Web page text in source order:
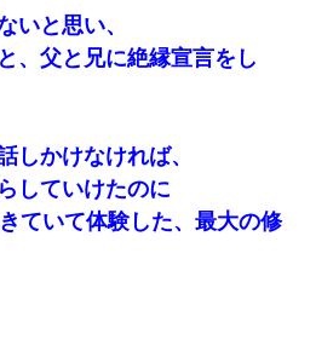
いと思い、
、父と兄に絶縁宣言をし
しかけなければ、
していけたのに
ていて体験した、最大の修